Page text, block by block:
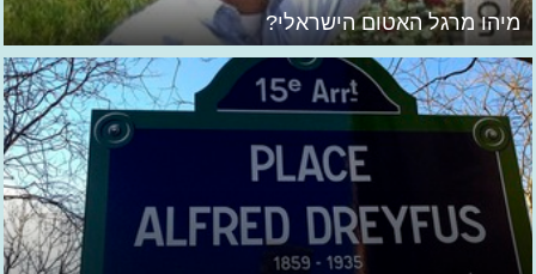
מיהו מרגל האטום הישראלי?